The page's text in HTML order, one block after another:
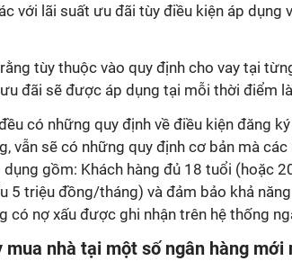
với lãi suất ưu đãi tùy điều kiện áp dụng
tùy thuộc vào quy định cho vay tại
đãi sẽ được áp dụng tại mỗi thời điểm
có những quy định về điều kiện đăng
vẫn sẽ có những quy định cơ bản mà các
gồm: Khách hàng đủ 18 tuổi (hoặc
5 triệu đồng/tháng) và đảm bảo khả
có nợ xấu được ghi nhận trên hệ thống
mua nhà tại một số ngân hàng mới